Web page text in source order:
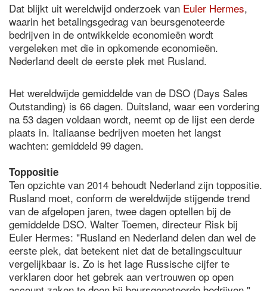
Dat blijkt uit wereldwijd onderzoek van Euler Hermes,
waarin het betalingsgedrag van beursgenoteerde
bedrijven in de ontwikkelde economieën wordt
vergeleken met die in opkomende economieën.
Nederland deelt de eerste plek met Rusland.
Het wereldwijde gemiddelde van de DSO (Days Sales
Outstanding) is 66 dagen. Duitsland, waar een vordering
na 53 dagen voldaan wordt, neemt op de lijst een derde
plaats in. Italiaanse bedrijven moeten het langst
wachten: gemiddeld 99 dagen.
Toppositie
Ten opzichte van 2014 behoudt Nederland zijn toppositie.
Rusland moet, conform de wereldwijde stijgende trend
van de afgelopen jaren, twee dagen optellen bij de
gemiddelde DSO. Walter Toemen, directeur Risk bij
Euler Hermes: "Rusland en Nederland delen dan wel de
eerste plek, dat betekent niet dat de betalingscultuur
vergelijkbaar is. Zo is het lage Russische cijfer te
verklaren door het gebrek aan vertrouwen op open